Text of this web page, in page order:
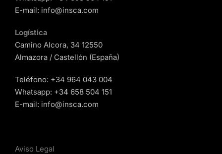
E-mail: info@insca.com
Logística
Camino Alcora, 34 12550
Almazora / Castellón (España)
Teléfono: +34 964 043 004
Whatsapp: +34 658 504 151
E-mail: info@insca.com
Aviso Legal